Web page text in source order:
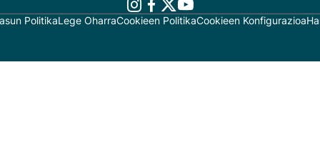
PolitikaLege OharraCookieen PolitikaCookieen Konfigurazioa